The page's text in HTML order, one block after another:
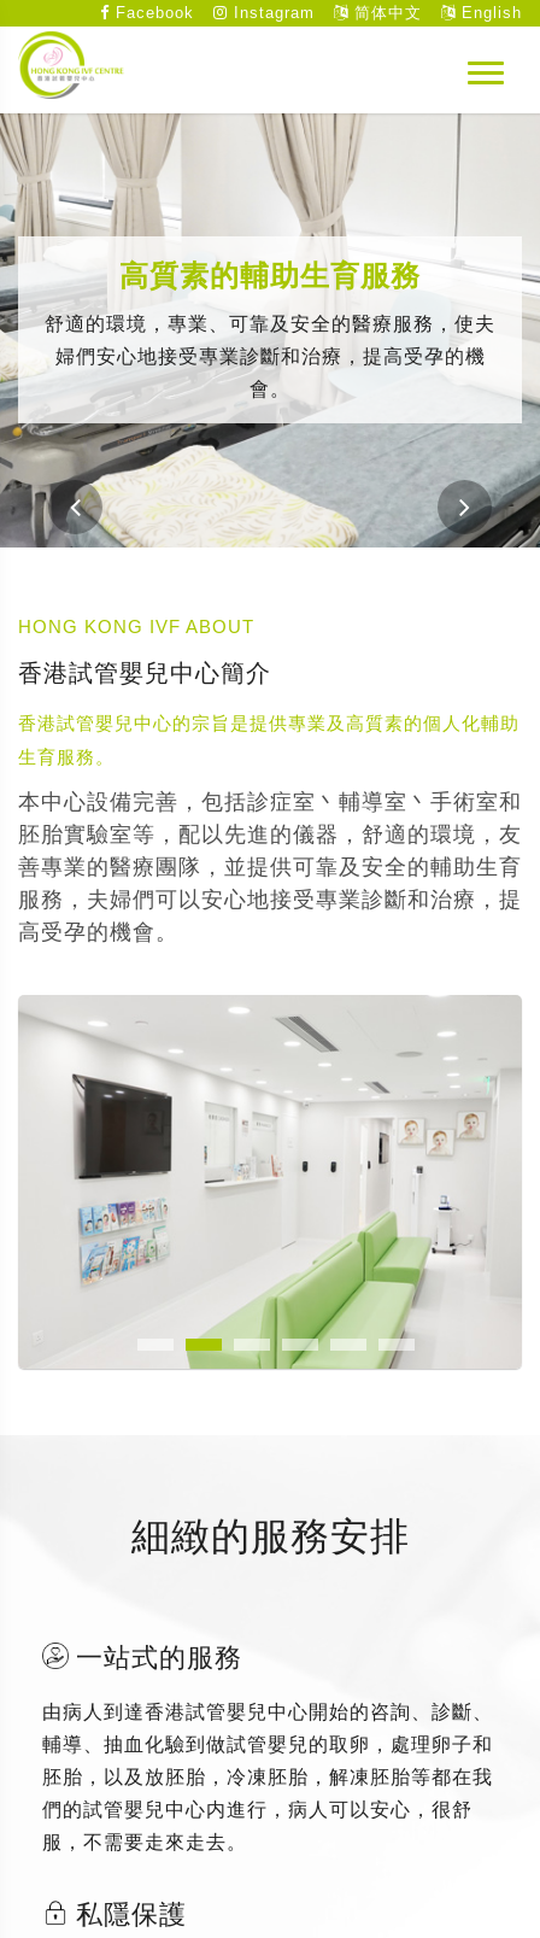
Facebook Instagram 简体中文 English
高質素的輔助生育服務
舒適的環境，專業、可靠及安全的醫療服務，使夫
婦們安心地接受專業診斷和治療，提高受孕的機
會。
HONG KONG IVF ABOUT
香港試管嬰兒中心簡介
香港試管嬰兒中心的宗旨是提供專業及高質素的個人化輔助
生育服務。
本中心設備完善，包括診症室丶輔導室丶手術室和
胚胎實驗室等，配以先進的儀器，舒適的環境，友
善專業的醫療團隊，並提供可靠及安全的輔助生育
服務，夫婦們可以安心地接受專業診斷和治療，提
高受孕的機會。
細緻的服務安排
一站式的服務
由病人到達香港試管嬰兒中心開始的咨詢、診斷、
輔導、抽血化驗到做試管嬰兒的取卵，處理卵子和
胚胎，以及放胚胎，冷凍胚胎，解凍胚胎等都在我
們的試管嬰兒中心内進行，病人可以安心，很舒
服，不需要走來走去。
私隱保護